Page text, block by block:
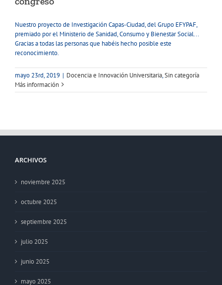
Nuestro proyecto de Investigación Capas-Ciudad, del Grupo EFYPAF,
premiado por el Ministerio de Sanidad, Consumo y Bienestar Social...
Gracias a todas las personas que habéis hecho posible este
reconocimiento.
mayo 23rd, 2019 | Docencia e Innovación Universitaria,Sin categoría
Más información
ARCHIVOS
noviembre 2025
octubre 2025
septiembre 2025
julio 2025
junio 2025
mayo 2025